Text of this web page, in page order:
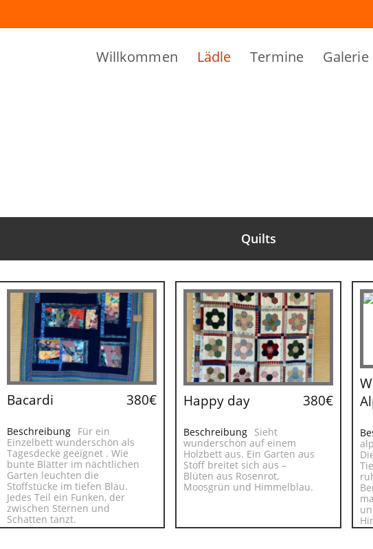
Willkommen Lädle Termine Galerie
Quilts
Bacardi 380€
Beschreibung Für ein
Einzelbett wunderschön als
Tagesdecke geeignet . Wie
bunte Blätter im nächtlichen
Garten leuchten die
Stoffstücke im tiefen Blau.
Jedes Teil ein Funken, der
zwischen Sternen und
Schatten tanzt.
Happy day 380€
Beschreibung Sieht
wunderschön auf einem
Holzbett aus. Ein Garten aus
Stoff breitet sich aus –
Blüten aus Rosenrot,
Moosgrün und Himmelblau.